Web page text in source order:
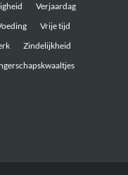
Verjaardag
Vrije tijd
Zindelijkheid